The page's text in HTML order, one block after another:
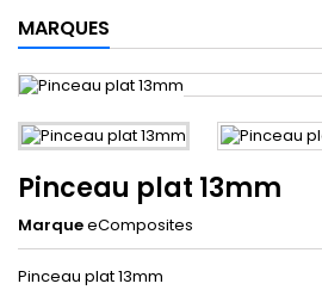
MARQUES
Pinceau plat 13mm
MarqueeComposites
Pinceau plat 13mm